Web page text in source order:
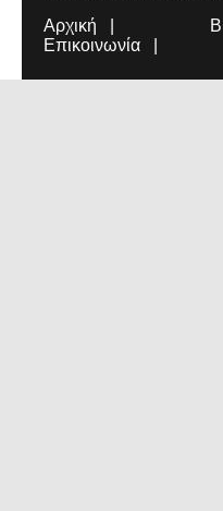
Αρχική
Επικοινωνία